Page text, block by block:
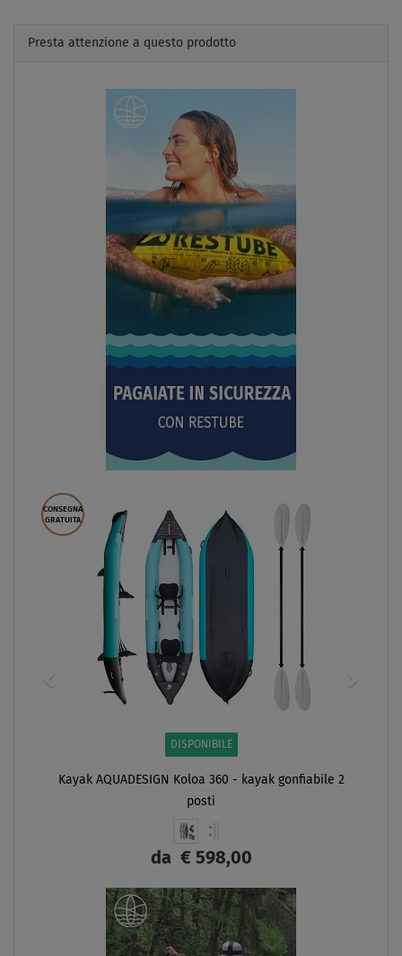
Presta attenzione a questo prodotto
CONSEGNA
GRATUITA
DISPONIBILE
Kayak AQUADESIGN Koloa 360 - kayak gonfiabile 2
posti
da € 598,00
SCHERMO
Previous